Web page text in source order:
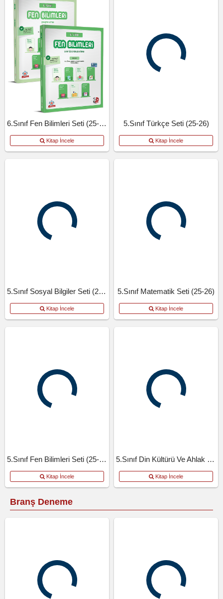
6.Sınıf Fen Bilimleri Seti (25-26)
Kitap İncele
5.Sınıf Türkçe Seti (25-26)
Kitap İncele
5.Sınıf Sosyal Bilgiler Seti (25-26)
Kitap İncele
5.Sınıf Matematik Seti (25-26)
Kitap İncele
5.Sınıf Fen Bilimleri Seti (25-26)
Kitap İncele
5.Sınıf Din Kültürü Ve Ahlak Bilgisi.Seti (25-26)
Kitap İncele
Branş Deneme